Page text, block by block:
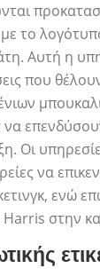
το
Αυτή η
που
να
Οι
να
ενώ
στην